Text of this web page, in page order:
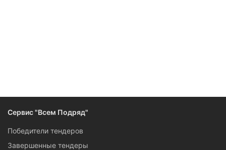
Сервис "Всем Подряд"
Победители тендеров
Завершенные тендеры